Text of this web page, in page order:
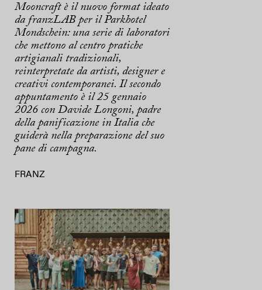
Mooncraft è il nuovo format ideato
da franzLAB per il Parkhotel
Mondschein: una serie di laboratori
che mettono al centro pratiche
artigianali tradizionali,
reinterpretate da artisti, designer e
creativi contemporanei. Il secondo
appuntamento è il 25 gennaio
2026 con Davide Longoni, padre
della panificazione in Italia che
guiderà nella preparazione del suo
pane di campagna.
FRANZ